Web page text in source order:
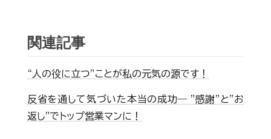
関連記事
“人の役に立つ”ことが私の元気の源です！
反省を通して気づいた本当の成功― "感謝"と"お
返し"でトップ営業マンに！